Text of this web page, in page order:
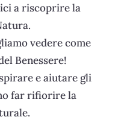
a riscoprire la
vedere come
Benessere!
e aiutare gli
far rifiorire la